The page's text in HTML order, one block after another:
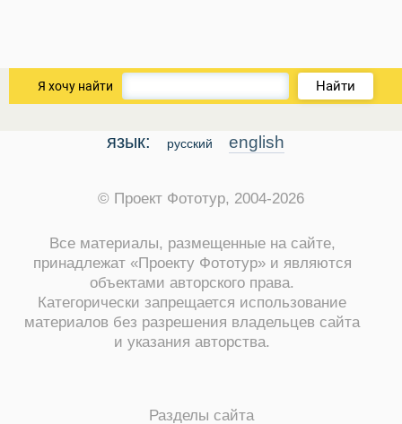
Я хочу найти Найти
язык: русский english
© Проект Фототур, 2004-2026
Все материалы, размещенные на сайте,
принадлежат «Проекту Фототур» и являются
объектами авторского права.
Категорически запрещается использование
материалов без разрешения владельцев сайта
и указания авторства.
Разделы сайта